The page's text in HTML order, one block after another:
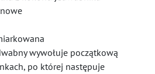
wywołuje początkową
po której następuje